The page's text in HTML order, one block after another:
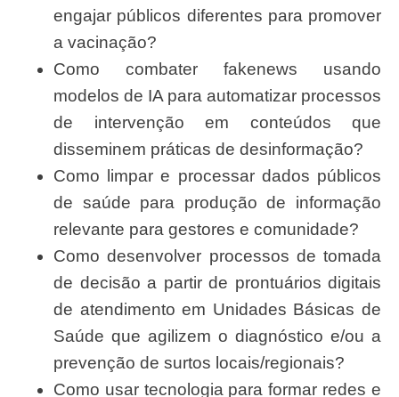
engajar públicos diferentes para promover
a vacinação?
Como combater fakenews usando
modelos de IA para automatizar processos
de intervenção em conteúdos que
disseminem práticas de desinformação?
Como limpar e processar dados públicos
de saúde para produção de informação
relevante para gestores e comunidade?
Como desenvolver processos de tomada
de decisão a partir de prontuários digitais
de atendimento em Unidades Básicas de
Saúde que agilizem o diagnóstico e/ou a
prevenção de surtos locais/regionais?
Como usar tecnologia para formar redes e